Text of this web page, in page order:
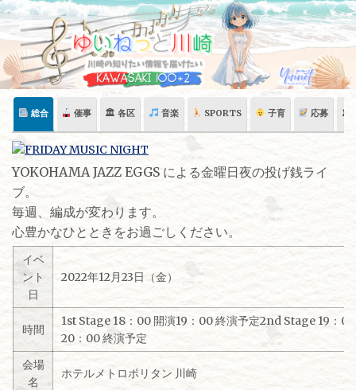
Skip
content
総合 催事 🏛 各区 音楽 SPORTS 子育 応募 🏛
YOKOHAMA JAZZ EGGS による金曜日夜の投げ銭ライ
ブ。
毎週、編成が変わります。
心豊かなひとときをお過ごしください。
イベ
ント
日
2022年12月23日（金）
時間
1st Stage 18：00 開演19：00 終演予定2nd Stage 19：
20：00 終演予定
会場
名
ホテルメトロポリタン 川崎